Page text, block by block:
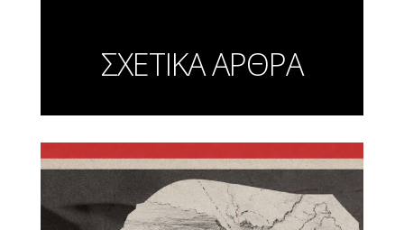
ΣΧΕΤΙΚΑ ΑΡΘΡΑ